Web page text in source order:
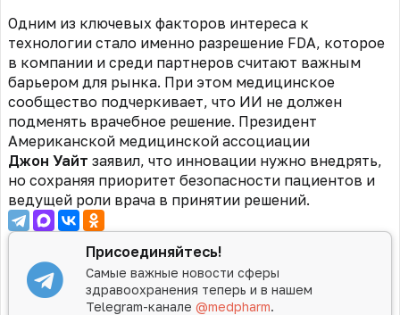
Одним из ключевых факторов интереса к
технологии стало именно разрешение FDA, которое
в компании и среди партнеров считают важным
барьером для рынка. При этом медицинское
сообщество подчеркивает, что ИИ не должен
подменять врачебное решение. Президент
Американской медицинской ассоциации
Джон Уайт заявил, что инновации нужно внедрять,
но сохраняя приоритет безопасности пациентов и
ведущей роли врача в принятии решений.
Присоединяйтесь!
Самые важные новости сферы
здравоохранения теперь и в нашем
Telegram-канале@medpharm.